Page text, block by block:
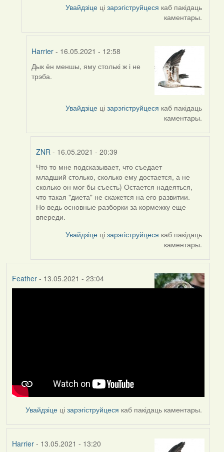
Увайдзіце цізарэгіструйцеся каб пакідаць
каментары.
Harrier - 16.05.2021 - 12:58
In
reply
Дык ён меншы, яму столькі ж і не
трэба.
Увайдзіце цізарэгіструйцеся каб пакідаць
каментары.
ZNR - 16.05.2021 - 20:39
In
reply
to
by
Harrier
Что то мне подсказывает, что съедает
младший столько, сколько ему достается, а не
сколько он мог бы съесть) Остается надеяться,
что такая "диета" не скажется на его развитии.
Но ведь основные разборки за кормежку еще
впереди.
Увайдзіце цізарэгіструйцеся каб пакідаць
каментары.
Feather- 13.05.2021 - 23:04
Увайдзіце цізарэгіструйцеся каб пакідаць каментары.
Harrier- 13.05.2021 - 13:20